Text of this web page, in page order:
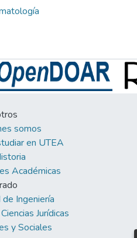
somos
en UTEA
Académicas
Ingeniería
Jurídicas
y Sociales